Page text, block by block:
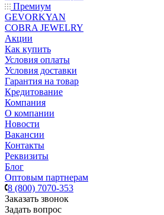
Премиум
GEVORKYAN
COBRA JEWELRY
Акции
Как купить
Условия оплаты
Условия доставки
Гарантия на товар
Кредитование
Компания
О компании
Новости
Вакансии
Контакты
Реквизиты
Блог
Оптовым партнерам
8 (800) 7070-353
Заказать звонок
Задать вопрос